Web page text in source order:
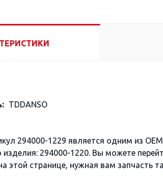
TDDANSO
294000-1229 является одним из
изделия: 294000-1220. Вы можете
этой странице, нужная вам запчасть